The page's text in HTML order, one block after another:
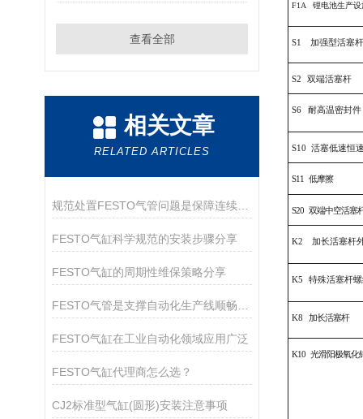
查看全部
相关文章
RELATED ARTICLES
规范处置FESTO气管问题是保障连续供气的关键
FESTO气缸科学规范的安装步骤分享
FESTO气缸的周期性维保策略分享
FESTO气缸在工业自动化领域应用广泛
FESTO气缸代理商怎么选？
CJ2标准型气缸(圆形)安装注意事项
F1 A 锂电池生产设
S1 加强型活塞杆
S2 双端活塞杆
S6 耐高温密封件
S10 活塞低速恒
S11 低摩擦
S20 双端中空活塞
K2 加长活塞杆
K5 特殊活塞杆
K8 加长活塞杆
K10 光滑阳极氧化